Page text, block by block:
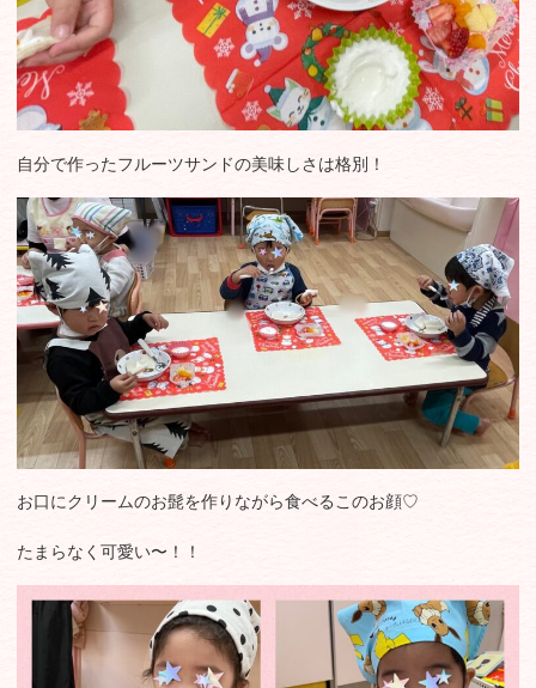
自分で作ったフルーツサンドの美味しさは格別！
お口にクリームのお髭を作りながら食べるこのお顔♡
たまらなく可愛い〜！！